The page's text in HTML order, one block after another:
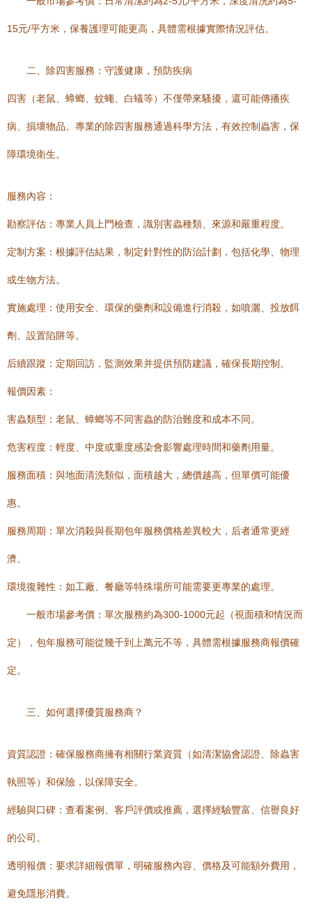
15元/平方米，保養護理可能更高，具體需根據實際情況評估。
二、除四害服務：守護健康，預防疾病
四害（老鼠、蟑螂、蚊蠅、白蟻等）不僅帶來騷擾，還可能傳播疾
病、損壞物品。專業的除四害服務通過科學方法，有效控制蟲害，保
障環境衛生。
服務內容：
勘察評估：專業人員上門檢查，識別害蟲種類、來源和嚴重程度。
定制方案：根據評估結果，制定針對性的防治計劃，包括化學、物理
或生物方法。
實施處理：使用安全、環保的藥劑和設備進行消殺，如噴灑、投放餌
劑、設置陷阱等。
后續跟蹤：定期回訪，監測效果并提供預防建議，確保長期控制。
報價因素：
害蟲類型：老鼠、蟑螂等不同害蟲的防治難度和成本不同。
危害程度：輕度、中度或重度感染會影響處理時間和藥劑用量。
服務面積：與地面清洗類似，面積越大，總價越高，但單價可能優
惠。
服務周期：單次消殺與長期包年服務價格差異較大，后者通常更經
濟。
環境復雜性：如工廠、餐廳等特殊場所可能需要更專業的處理。
一般市場參考價：單次服務約為300-1000元起（視面積和情況而
定），包年服務可能從幾千到上萬元不等，具體需根據服務商報價確
定。
三、如何選擇優質服務商？
資質認證：確保服務商擁有相關行業資質（如清潔協會認證、除蟲害
執照等）和保險，以保障安全。
經驗與口碑：查看案例、客戶評價或推薦，選擇經驗豐富、信譽良好
的公司。
透明報價：要求詳細報價單，明確服務內容、價格及可能額外費用，
避免隱形消費。